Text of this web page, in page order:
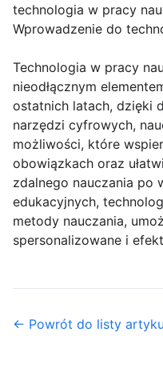
technologia w pracy
Wprowadzenie do
Technologia w pracy
nieodłącznym
ostatnich latach, dzięki
narzędzi cyfrowych,
możliwości, które
obowiązkach oraz
zdalnego nauczania po
edukacyjnych,
metody nauczania,
spersonalizowane i
← Powrót do listy